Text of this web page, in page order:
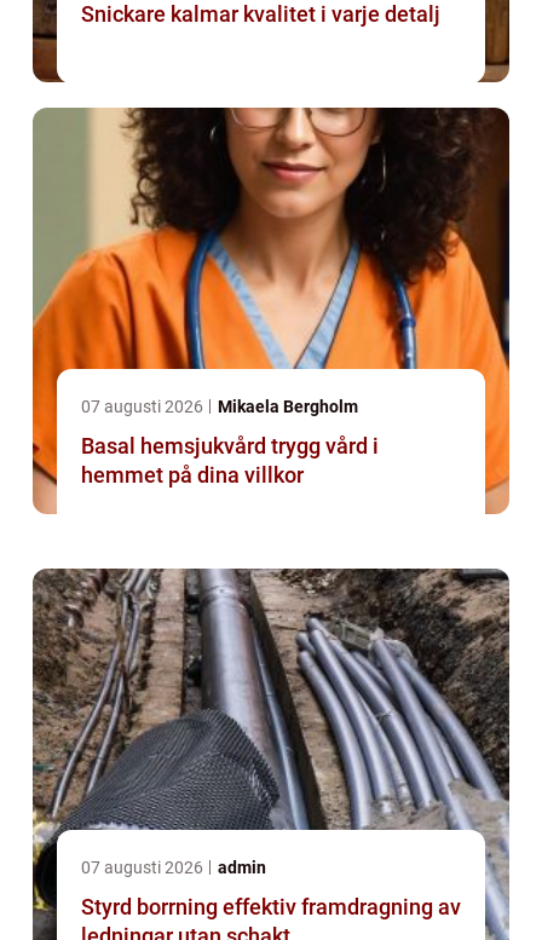
Snickare kalmar kvalitet i varje detalj
07 augusti 2026 Mikaela Bergholm
Basal hemsjukvård trygg vård i
hemmet på dina villkor
07 augusti 2026 admin
Styrd borrning effektiv framdragning av